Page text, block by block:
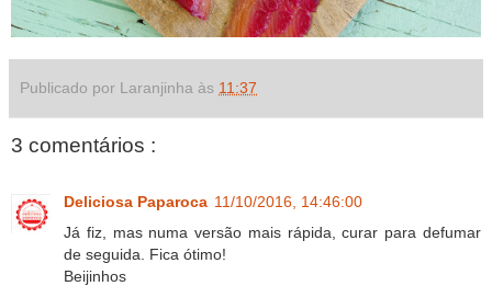
Publicado por Laranjinha às 11:37
3 comentários :
Deliciosa Paparoca 11/10/2016, 14:46:00
Já fiz, mas numa versão mais rápida, curar para defumar
de seguida. Fica ótimo!
Beijinhos